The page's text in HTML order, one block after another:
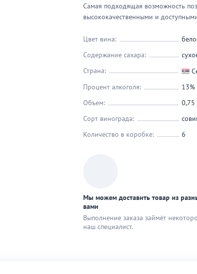
Самая подходящая возможность
высококачественными и
Цвет вина:
Содержание сахара:
Страна:
Процент алкоголя:
13%
Объем:
0,75
Сорт винограда:
Количество в коробке:
6
Мы можем доставить товар из
вами
Выполнение заказа займёт
наш специaлист.